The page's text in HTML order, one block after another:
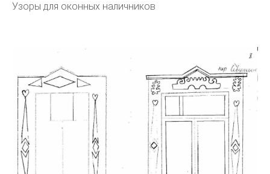
Узоры для оконных наличников